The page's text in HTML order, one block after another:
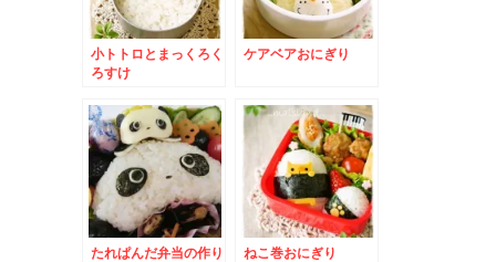
小トトロとまっくろく
ろすけ
ケアベアおにぎり
たれぱんだ弁当の作り
ねこ巻おにぎり